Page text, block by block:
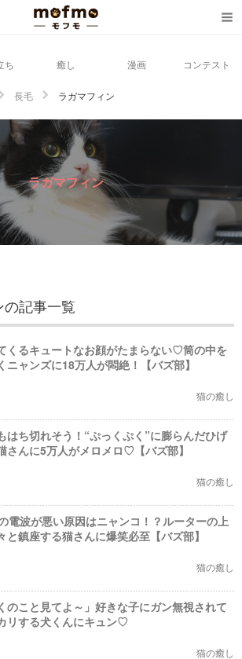
ち 癒し 漫画 コンテスト
長毛 ラガマフィン
ラガマフィン
記事一覧
くるキュートなお顔がたまらない♡筒の中を
ニャンズに18万人が悶絶！【バズ部】
猫の癒し
はち切れそう！“ぷっくぷく”に膨らんだひげ
さんに5万人がメロメロ♡【バズ部】
猫の癒し
電波が悪い原因はニャンコ！？ルーターの上
と鎮座する猫さんに爆笑必至【バズ部】
猫の癒し
のこと見てよ～」好きな子にガン無視されて
リする犬くんにキュン♡
猫の癒し